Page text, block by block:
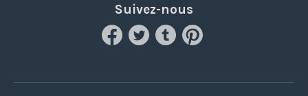
Suivez-nous